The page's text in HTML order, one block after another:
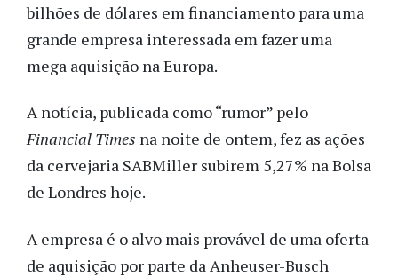
bilhões de dólares em financiamento para uma
grande empresa interessada em fazer uma
mega aquisição na Europa.
A notícia, publicada como “rumor” pelo
Financial Times na noite de ontem, fez as ações
da cervejaria SABMiller subirem 5,27% na Bolsa
de Londres hoje.
A empresa é o alvo mais provável de uma oferta
de aquisição por parte da Anheuser-Busch